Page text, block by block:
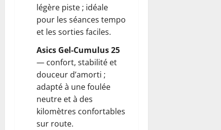
légère piste ; idéale
pour les séances tempo
et les sorties faciles.
Asics Gel-Cumulus 25
— confort, stabilité et
douceur d’amorti ;
adapté à une foulée
neutre et à des
kilomètres confortables
sur route.